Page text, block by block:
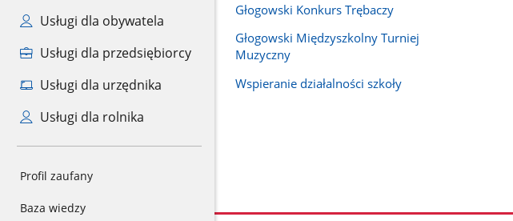
Usługi dla obywatela
Usługi dla przedsiębiorcy
Usługi dla urzędnika
Usługi dla rolnika
Profil zaufany
Baza wiedzy
Głogowski Konkurs Trębaczy
Głogowski Międzyszkolny Turniej
Muzyczny
Wspieranie działalności szkoły